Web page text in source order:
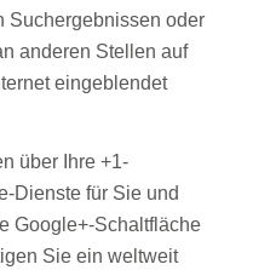
Suchergebnissen oder
anderen Stellen auf
eingeblendet
über Ihre +1-
Dienste für Sie und
Google+-Schaltfläche
Sie ein weltweit